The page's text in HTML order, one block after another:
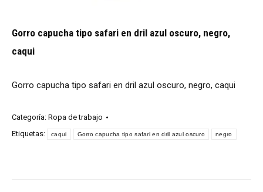
Gorro capucha tipo safari en dril azul oscuro, negro,
caqui
Gorro capucha tipo safari en dril azul oscuro, negro, caqui
Categoría: Ropa de trabajo
Etiquetas:
caqui Gorro capucha tipo safari en dril azul oscuro negro